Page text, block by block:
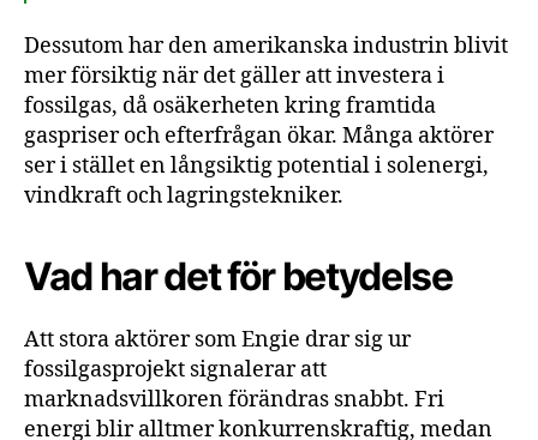
Dessutom har den amerikanska industrin blivit
mer försiktig när det gäller att investera i
fossilgas, då osäkerheten kring framtida
gaspriser och efterfrågan ökar. Många aktörer
ser i stället en långsiktig potential i solenergi,
vindkraft och lagringstekniker.
Vad har det för betydelse
Att stora aktörer som Engie drar sig ur
fossilgasprojekt signalerar att
marknadsvillkoren förändras snabbt. Fri
energi blir alltmer konkurrenskraftig, medan